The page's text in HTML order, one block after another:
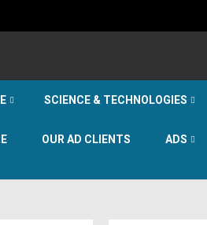
SCIENCE & TECHNOLOGIES
OUR AD CLIENTS ADS